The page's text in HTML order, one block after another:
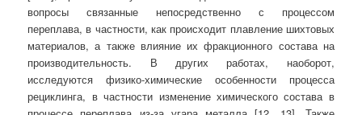
вопросы связанные непосредственно с процессом
переплава, в частности, как происходит плавление шихтовых
материалов, а также влияние их фракционного состава на
производительность. В других работах, наоборот,
исследуются физико-химические особенности процесса
рециклинга, в частности изменение химического состава в